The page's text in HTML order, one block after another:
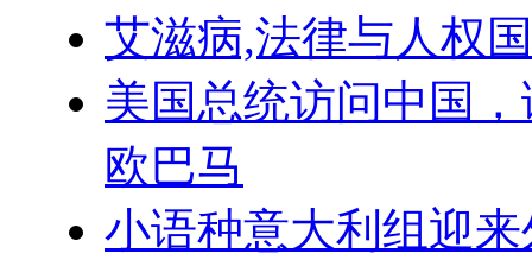
艾滋病,法律与人权
美国总统访问中国
欧巴马
小语种意大利组迎